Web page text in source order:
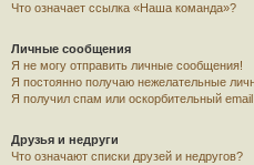
Что означает ссылка «Наша команда»?
Личные сообщения
Я не могу отправить личные сообщения!
Я постоянно получаю нежелательные
Я получил спам или оскорбительный
Друзья и недруги
Что означают списки друзей и недругов?